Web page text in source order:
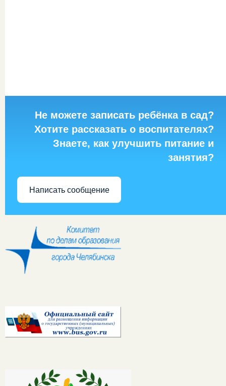
Не можете записать ребёнка в сад?
Хотите рассказать о воспитателях?
Знаете, как улучшить питание и
занятия?
Написать сообщение